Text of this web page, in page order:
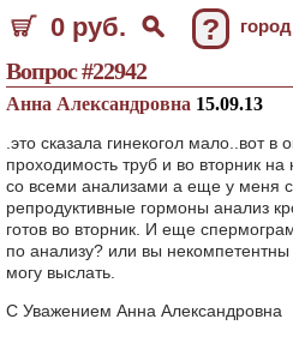
0 руб. ?
Вопрос #22942
Анна Александровна 15.09.13
.это сказала гинекогол мало..вот в
проходимость труб и во вторник на
со всеми анализами а еще у меня
репродуктивные гормоны анализ
готов во вторник. И еще
по анализу? или вы некомпетентны
могу выслать.
С Уважением Анна Александровна